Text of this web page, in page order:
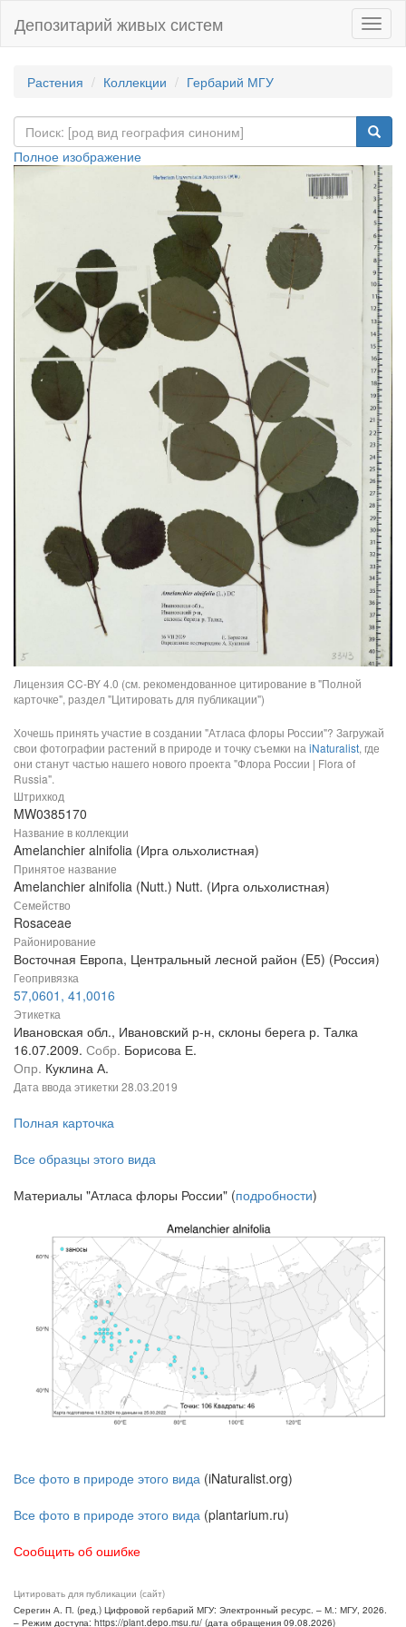
Депозитарий живых систем
Растения Коллекции Гербарий МГУ
Полное изображение
Лицензия CC-BY 4.0 (см. рекомендованное цитирование в "Полной
карточке", раздел "Цитировать для публикации")
Хочешь принять участие в создании "Атласа флоры России"? Загружай
свои фотографии растений в природе и точку съемки на iNaturalist, где
они станут частью нашего нового проекта "Флора России | Flora of
Russia".
Штрихкод
MW0385170
Название в коллекции
Amelanchier alnifolia (Ирга ольхолистная)
Принятое название
Amelanchier alnifolia (Nutt.) Nutt. (Ирга ольхолистная)
Семейство
Rosaceae
Районирование
Восточная Европа, Центральный лесной район (E5) (Россия)
Геопривязка
57,0601, 41,0016
Этикетка
Ивановская обл., Ивановский р-н, склоны берега р. Талка
16.07.2009. Собр. Борисова Е.
Опр. Куклина А.
Дата ввода этикетки 28.03.2019
Полная карточка
Все образцы этого вида
Материалы "Атласа флоры России" (подробности)
Все фото в природе этого вида (iNaturalist.org)
Все фото в природе этого вида (plantarium.ru)
Сообщить об ошибке
Цитировать для публикации (сайт)
Серегин А. П. (ред.) Цифровой гербарий МГУ: Электронный ресурс. – М.: МГУ, 2026.
– Режим доступа: https://plant.depo.msu.ru/ (дата обращения 09.08.2026)